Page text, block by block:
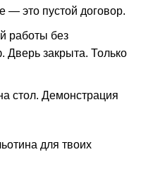
— это пустой договор.
работы без
закрыта. Только
стол. Демонстрация
для твоих